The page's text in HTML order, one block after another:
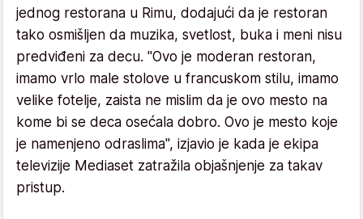
jednog restorana u Rimu, dodajući da je restoran
tako osmišljen da muzika, svetlost, buka i meni nisu
predviđeni za decu. "Ovo je moderan restoran,
imamo vrlo male stolove u francuskom stilu, imamo
velike fotelje, zaista ne mislim da je ovo mesto na
kome bi se deca osećala dobro. Ovo je mesto koje
je namenjeno odraslima", izjavio je kada je ekipa
televizije Mediaset zatražila objašnjenje za takav
pristup.